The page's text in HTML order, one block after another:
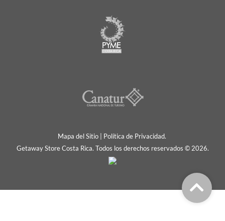
Mapa del Sitio| Política de Privacidad.
Getaway Store Costa Rica. Todos los derechos reservados © 2026.